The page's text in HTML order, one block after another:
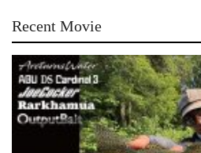
Recent Movie